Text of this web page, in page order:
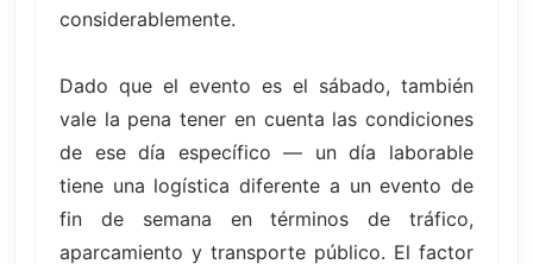
considerablemente.
Dado que el evento es el sábado, también
vale la pena tener en cuenta las condiciones
de ese día específico — un día laborable
tiene una logística diferente a un evento de
fin de semana en términos de tráfico,
aparcamiento y transporte público. El factor